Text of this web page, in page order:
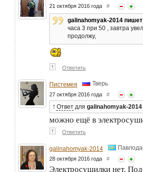
21 октября 2016 года #
galinahomyak-2014
часа 3 при 50 , завтра
продолжу,
↑ Ответить
Пистемея Тверь
27 октября 2016 года #
↑ Ответ для galinahomyak-2014
можно ещё в
↑ Ответить
galinahomyak-2014
28 октября 2016 года #
Электросушилки нет.